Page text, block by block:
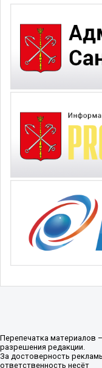
Перепечатка материалов
разрешения редакции.
За достоверность
ответственность несёт